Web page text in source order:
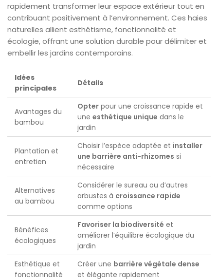
rapidement transformer leur espace extérieur tout en
contribuant positivement à l’environnement. Ces haies
naturelles allient esthétisme, fonctionnalité et
écologie, offrant une solution durable pour délimiter et
embellir les jardins contemporains.
Idées
principales
Détails
Avantages du
bambou
Opter pour une croissance rapide et
une esthétique unique dans le
jardin
Plantation et
entretien
Choisir l’espèce adaptée et installer
une barrière anti-rhizomes si
nécessaire
Alternatives
au bambou
Considérer le sureau ou d’autres
arbustes à croissance rapide
comme options
Bénéfices
écologiques
Favoriser la biodiversité et
améliorer l’équilibre écologique du
jardin
Esthétique et
fonctionnalité
Créer une barrière végétale dense
et élégante rapidement